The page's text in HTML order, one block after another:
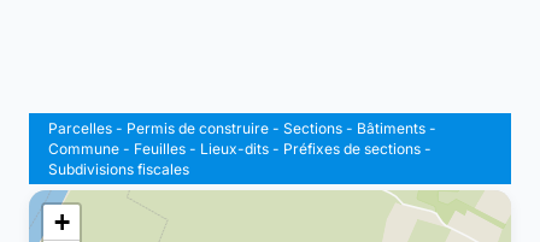
Parcelles - Permis de construire - Sections - Bâtiments -
Commune - Feuilles - Lieux-dits - Préfixes de sections -
Subdivisions fiscales
+